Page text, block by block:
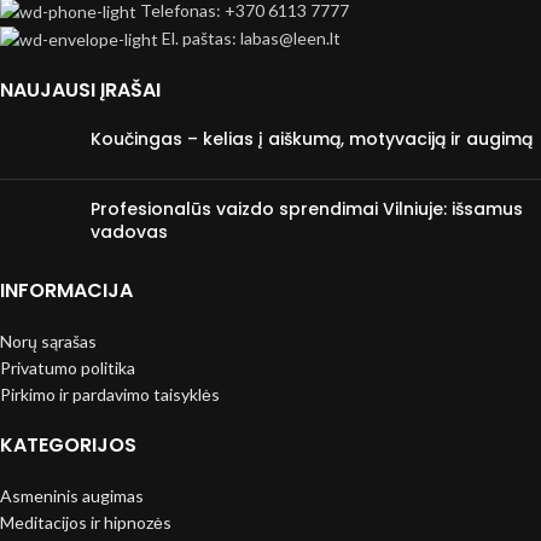
Telefonas: +370 6113 7777
El. paštas: labas@leen.lt
NAUJAUSI ĮRAŠAI
Koučingas – kelias į aiškumą, motyvaciją ir augimą
Profesionalūs vaizdo sprendimai Vilniuje: išsamus
vadovas
INFORMACIJA
Norų sąrašas
Privatumo politika
Pirkimo ir pardavimo taisyklės
KATEGORIJOS
Asmeninis augimas
Meditacijos ir hipnozės